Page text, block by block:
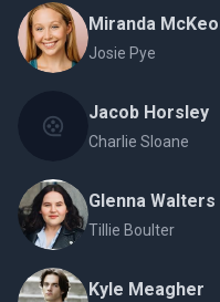
Miranda
Josie Pye
Jacob Horsley
Charlie Sloane
Glenna Walters
Tillie Boulter
Kyle Meagher